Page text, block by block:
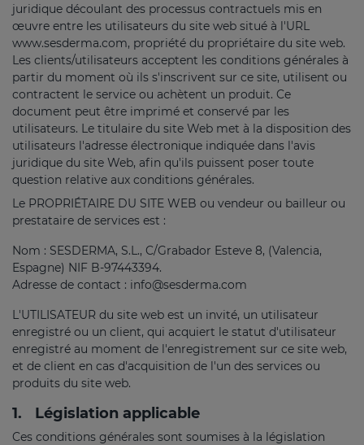
juridique découlant des processus contractuels mis en
œuvre entre les utilisateurs du site web situé à l'URL
www.sesderma.com, propriété du propriétaire du site web.
Les clients/utilisateurs acceptent les conditions générales à
partir du moment où ils s'inscrivent sur ce site, utilisent ou
contractent le service ou achètent un produit. Ce
document peut être imprimé et conservé par les
utilisateurs. Le titulaire du site Web met à la disposition des
utilisateurs l'adresse électronique indiquée dans l'avis
juridique du site Web, afin qu'ils puissent poser toute
question relative aux conditions générales.
Le PROPRIÉTAIRE DU SITE WEB ou vendeur ou bailleur ou
prestataire de services est :
Nom : SESDERMA, S.L., C/Grabador Esteve 8, (Valencia,
Espagne) NIF B-97443394.
Adresse de contact : info@sesderma.com
L'UTILISATEUR du site web est un invité, un utilisateur
enregistré ou un client, qui acquiert le statut d'utilisateur
enregistré au moment de l'enregistrement sur ce site web,
et de client en cas d'acquisition de l'un des services ou
produits du site web.
1. Législation applicable
Ces conditions générales sont soumises à la législation